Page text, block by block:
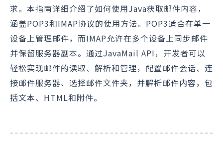
求。本指南详细介绍了如何使用Java获取邮件内容，
涵盖POP3和IMAP协议的使用方法。POP3适合在单一
设备上管理邮件，而IMAP允许在多个设备上同步邮件
并保留服务器副本。通过JavaMail API，开发者可以
轻松实现邮件的读取、解析和管理，配置邮件会话、连
接邮件服务器、选择邮件文件夹，并解析邮件内容，包
括文本、HTML和附件。